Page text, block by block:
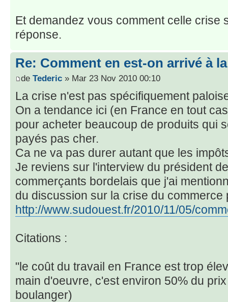
Et demandez vous comment celle crise
réponse.
Re: Comment en est-on arrivé à
de Tederic » Mar 23 Nov 2010 00:10
La crise n'est pas spécifiquement
On a tendance ici (en France en tout
pour acheter beaucoup de produits qui
payés pas cher.
Ca ne va pas durer autant que les
Je reviens sur l'interview du président
commerçants bordelais que j'ai
du discussion sur la crise du commerce
http://www.sudouest.fr/2010/11/05/
Citations :
"le coût du travail en France est trop
main d'oeuvre, c'est environ 50% du
boulanger)